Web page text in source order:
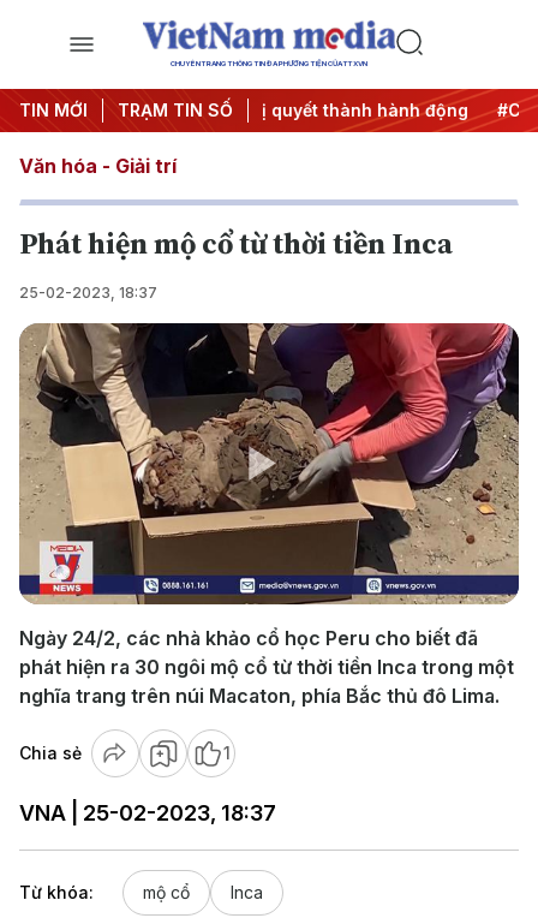
CHUYÊN TRANG THÔNG TIN ĐA PHƯƠNG TIỆN CỦA TTXVN
TIN MỚI TRẠM TIN SỐ
3 #Đưa Nghị quyết thành hành động #Chiến dịch
Văn hóa - Giải trí
Phát hiện mộ cổ từ thời tiền Inca
25-02-2023, 18:37
Play
Video
Ngày 24/2, các nhà khảo cổ học Peru cho biết đã
phát hiện ra 30 ngôi mộ cổ từ thời tiền Inca trong một
nghĩa trang trên núi Macaton, phía Bắc thủ đô Lima.
Chia sẻ 1
VNA | 25-02-2023, 18:37
Từ khóa: mộ cổ Inca